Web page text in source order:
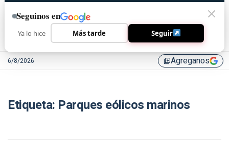
6/8/2026 library_addAgreganos
Etiqueta: Parques eólicos marinos
Seguinos en
Ya lo hice Más tarde Seguir